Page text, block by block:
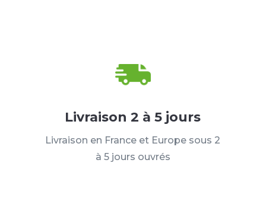
Livraison 2 à 5 jours
Livraison en France et Europe sous 2
à 5 jours ouvrés